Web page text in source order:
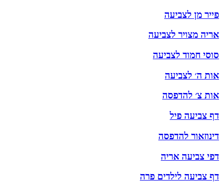
פייר מן לצביעה
אריה מצויר לצביעה
סוסי חמוד לצביעה
אות ה׳ לצביעה
אות צ׳ להדפסה
דף צביעה פיל
דינוזאור להדפסה
דפי צביעה אריה
דף צביעה לילדים פרה